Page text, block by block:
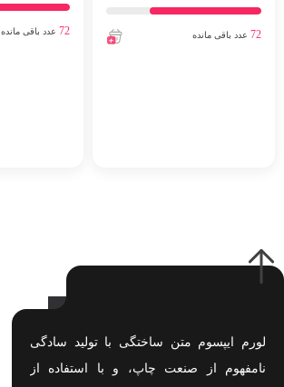
72 عدد باقی مانده 72 عدد باقی مانده
لورم ایپسوم متن ساختگی با تولید سادگی
نامفهوم از صنعت چاپ، و با استفاده از